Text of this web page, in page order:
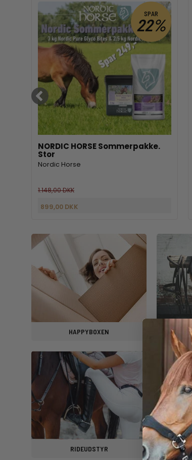
SPAR
22%
NORDIC HORSE Sommerpakke.
Stor
Nordic Horse
1.148,00 DKK
899,00 DKK
HAPPYBOXEN
RIDEUDSTYR